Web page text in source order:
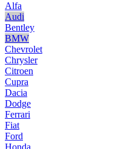
Alfa
Audi
Bentley
BMW
Chevrolet
Chrysler
Citroen
Cupra
Dacia
Dodge
Ferrari
Fiat
Ford